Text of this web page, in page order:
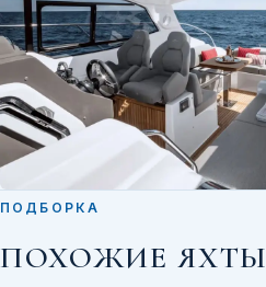
ПОДБОРКА
ПОХОЖИЕ ЯХТЫ